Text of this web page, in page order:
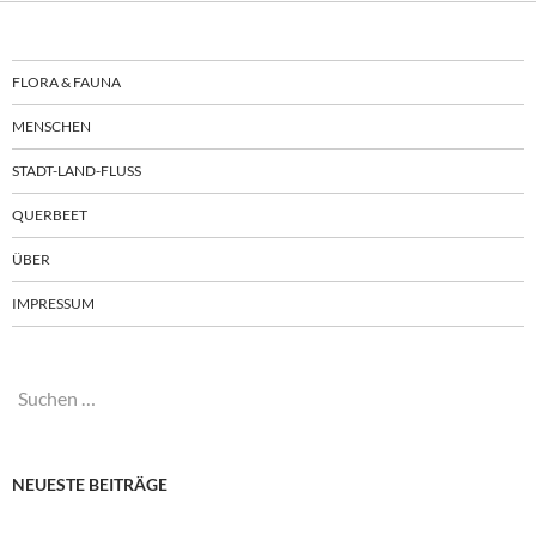
FLORA & FAUNA
MENSCHEN
STADT-LAND-FLUSS
QUERBEET
ÜBER
IMPRESSUM
Suchen
NEUESTE BEITRÄGE